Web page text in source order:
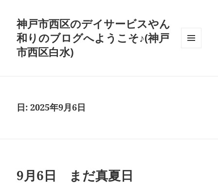
神戸市西区のデイサービスやん
和りのブログへようこそ♪(神戸
市西区白水)
日:2025年9月6日
9月6日 まだ真夏日